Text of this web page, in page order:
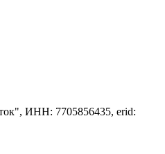
ИНН: 7705856435, erid: